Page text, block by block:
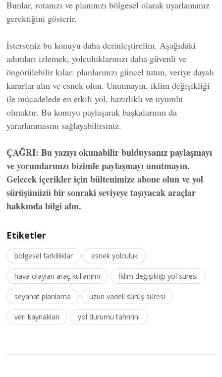
Bunlar, rotanızı ve planınızı bölgesel olarak uyarlamanız
gerektiğini gösterir.
İsterseniz bu konuyu daha derinleştirelim. Aşağıdaki
adımları izlemek, yolculuklarınızı daha güvenli ve
öngörülebilir kılar: planlarınızı güncel tutun, veriye dayalı
kararlar alın ve esnek olun. Unutmayın, iklim değişikliği
ile mücadelede en etkili yol, hazırlıklı ve uyumlu
olmaktır. Bu konuyu paylaşarak başkalarının da
yararlanmasını sağlayabilirsiniz.
ÇAĞRI: Bu yazıyı okunabilir bulduysanız paylaşmayı
ve yorumlarınızı bizimle paylaşmayı unutmayın.
Gelecek içerikler için bültenimize abone olun ve yol
sürüşünüzü bir sonraki seviyeye taşıyacak araçlar
hakkında bilgi alın.
Etiketler
bölgesel farkliliklar esnek yolculuk
hava olayları araç kullanımı İklim değişikliği yol suresi
seyahat planlama uzun vadeli sürüş süresi
veri kaynakları yol durumu tahmini